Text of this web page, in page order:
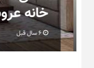
خانه
6 سال قبل